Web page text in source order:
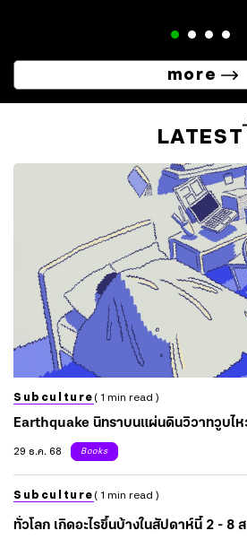
more
LATEST
Subculture ( 1 min read )
Earthquake นิทราบนแผ่นดินวิวาทวูบไห
29 ธ.ค. 68
Books
Subculture ( 1 min read )
ทั่วโลก เกิดอะไรขึ้น